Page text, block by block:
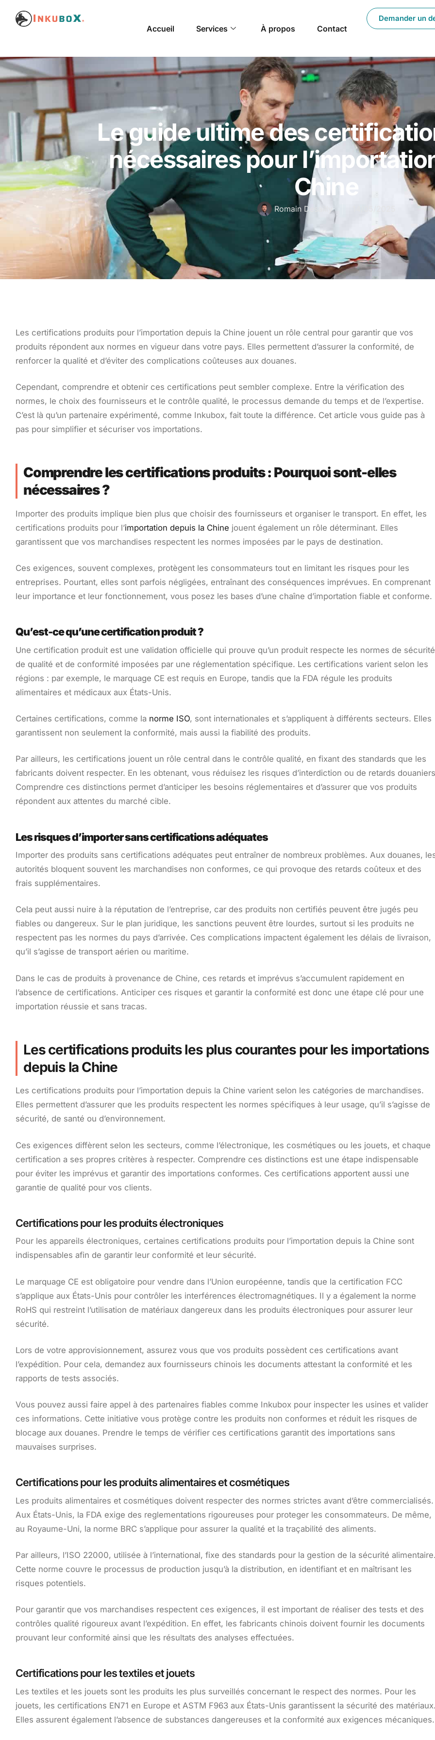
Accueil Services À propos Contact
Demander un
Le guide ultime des
nécessaires pour
Chine
Romain Desailly
Les certifications produits pour l’importation depuis la Chine jouent un rôle central pour garantir que vos
produits répondent aux normes en vigueur dans votre pays. Elles permettent d’assurer la conformité, de
renforcer la qualité et d’éviter des complications coûteuses aux douanes.
Cependant, comprendre et obtenir ces certifications peut sembler complexe. Entre la vérification des
normes, le choix des fournisseurs et le contrôle qualité, le processus demande du temps et de l’expertise.
C’est là qu’un partenaire expérimenté, comme Inkubox, fait toute la différence. Cet article vous guide pas à
pas pour simplifier et sécuriser vos importations.
Comprendre les certifications produits : Pourquoi sont-elles
nécessaires ?
Importer des produits implique bien plus que choisir des fournisseurs et organiser le transport. En effet, les
certifications produits pour l’importation depuis la Chine jouent également un rôle déterminant. Elles
garantissent que vos marchandises respectent les normes imposées par le pays de destination.
Ces exigences, souvent complexes, protègent les consommateurs tout en limitant les risques pour les
entreprises. Pourtant, elles sont parfois négligées, entraînant des conséquences imprévues. En comprenant
leur importance et leur fonctionnement, vous posez les bases d’une chaîne d’importation fiable et conforme.
Qu’est-ce qu’une certification produit ?
Une certification produit est une validation officielle qui prouve qu’un produit respecte les normes de
de qualité et de conformité imposées par une réglementation spécifique. Les certifications varient selon les
régions : par exemple, le marquage CE est requis en Europe, tandis que la FDA régule les produits
alimentaires et médicaux aux États-Unis.
Certaines certifications, comme la norme ISO, sont internationales et s’appliquent à différents secteurs. Elles
garantissent non seulement la conformité, mais aussi la fiabilité des produits.
Par ailleurs, les certifications jouent un rôle central dans le contrôle qualité, en fixant des standards que les
fabricants doivent respecter. En les obtenant, vous réduisez les risques d’interdiction ou de retards
Comprendre ces distinctions permet d’anticiper les besoins réglementaires et d’assurer que vos produits
répondent aux attentes du marché cible.
Les risques d’importer sans certifications adéquates
Importer des produits sans certifications adéquates peut entraîner de nombreux problèmes. Aux douanes,
autorités bloquent souvent les marchandises non conformes, ce qui provoque des retards coûteux et des
frais supplémentaires.
Cela peut aussi nuire à la réputation de l’entreprise, car des produits non certifiés peuvent être jugés peu
fiables ou dangereux. Sur le plan juridique, les sanctions peuvent être lourdes, surtout si les produits ne
respectent pas les normes du pays d’arrivée. Ces complications impactent également les délais de livraison,
qu’il s’agisse de transport aérien ou maritime.
Dans le cas de produits à provenance de Chine, ces retards et imprévus s’accumulent rapidement en
l’absence de certifications. Anticiper ces risques et garantir la conformité est donc une étape clé pour une
importation réussie et sans tracas.
Les certifications produits les plus courantes pour les importations
depuis la Chine
Les certifications produits pour l’importation depuis la Chine varient selon les catégories de marchandises.
Elles permettent d’assurer que les produits respectent les normes spécifiques à leur usage, qu’il s’agisse de
sécurité, de santé ou d’environnement.
Ces exigences diffèrent selon les secteurs, comme l’électronique, les cosmétiques ou les jouets, et chaque
certification a ses propres critères à respecter. Comprendre ces distinctions est une étape indispensable
pour éviter les imprévus et garantir des importations conformes. Ces certifications apportent aussi une
garantie de qualité pour vos clients.
Certifications pour les produits électroniques
Pour les appareils électroniques, certaines certifications produits pour l’importation depuis la Chine sont
indispensables afin de garantir leur conformité et leur sécurité.
Le marquage CE est obligatoire pour vendre dans l’Union européenne, tandis que la certification FCC
s’applique aux États-Unis pour contrôler les interférences électromagnétiques. Il y a également la norme
RoHS qui restreint l’utilisation de matériaux dangereux dans les produits électroniques pour assurer leur
sécurité.
Lors de votre approvisionnement, assurez vous que vos produits possèdent ces certifications avant
l’expédition. Pour cela, demandez aux fournisseurs chinois les documents attestant la conformité et les
rapports de tests associés.
Vous pouvez aussi faire appel à des partenaires fiables comme Inkubox pour inspecter les usines et valider
ces informations. Cette initiative vous protège contre les produits non conformes et réduit les risques de
blocage aux douanes. Prendre le temps de vérifier ces certifications garantit des importations sans
mauvaises surprises.
Certifications pour les produits alimentaires et cosmétiques
Les produits alimentaires et cosmétiques doivent respecter des normes strictes avant d’être commercialisés.
Aux États-Unis, la FDA exige des reglementations rigoureuses pour proteger les consommateurs. De même,
au Royaume-Uni, la norme BRC s’applique pour assurer la qualité et la traçabilité des aliments.
Par ailleurs, l’ISO 22000, utilisée à l’international, fixe des standards pour la gestion de la sécurité
Cette norme couvre le processus de production jusqu’à la distribution, en identifiant et en maîtrisant les
risques potentiels.
Pour garantir que vos marchandises respectent ces exigences, il est important de réaliser des tests et des
contrôles qualité rigoureux avant l’expédition. En effet, les fabricants chinois doivent fournir les documents
prouvant leur conformité ainsi que les résultats des analyses effectuées.
Certifications pour les textiles et jouets
Les textiles et les jouets sont les produits les plus surveillés concernant le respect des normes. Pour les
jouets, les certifications EN71 en Europe et ASTM F963 aux États-Unis garantissent la sécurité des
Elles assurent également l’absence de substances dangereuses et la conformité aux exigences mécaniques.